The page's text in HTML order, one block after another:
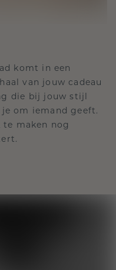
komt in een
van jouw cadeau
die bij jouw stijl
om iemand geeft.
te maken nog